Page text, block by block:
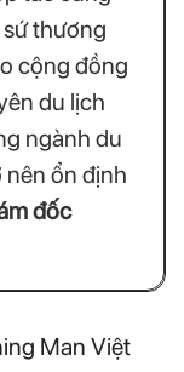
thương
cộng đồng
du lịch
ngành du
nên ổn định
đốc
Man Việt